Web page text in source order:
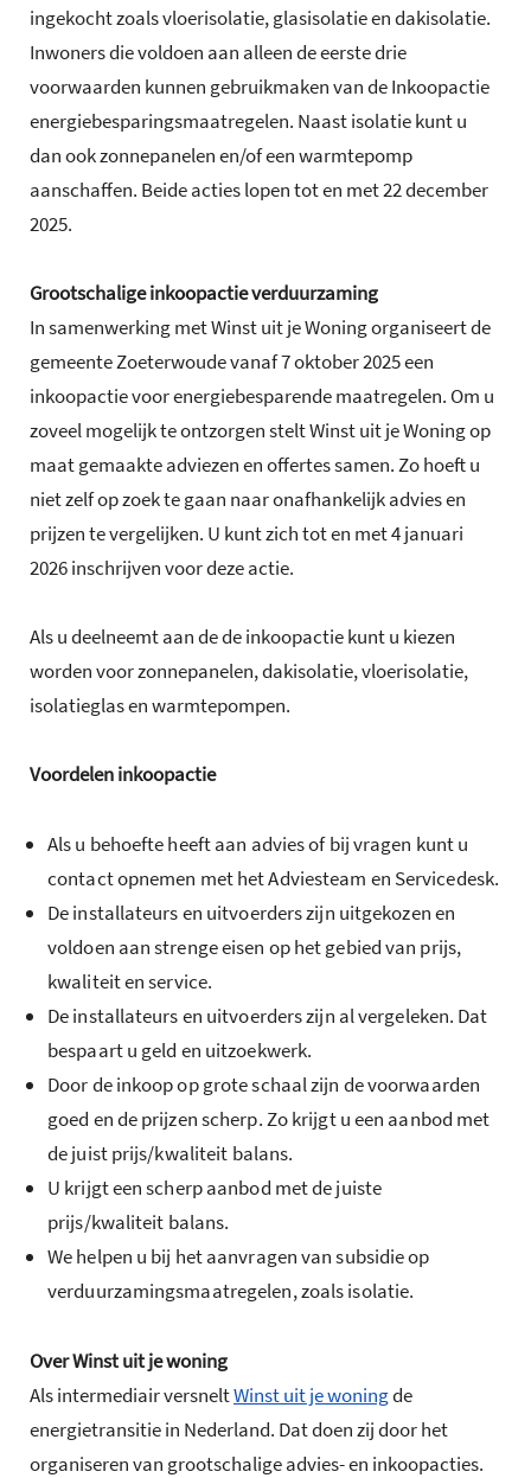
ingekocht zoals vloerisolatie, glasisolatie en dakisolatie.
Inwoners die voldoen aan alleen de eerste drie
voorwaarden kunnen gebruikmaken van de Inkoopactie
energiebesparingsmaatregelen. Naast isolatie kunt u
dan ook zonnepanelen en/of een warmtepomp
aanschaffen. Beide acties lopen tot en met 22 december
2025.
Grootschalige inkoopactie verduurzaming
In samenwerking met Winst uit je Woning organiseert de
gemeente Zoeterwoude vanaf 7 oktober 2025 een
inkoopactie voor energiebesparende maatregelen. Om u
zoveel mogelijk te ontzorgen stelt Winst uit je Woning op
maat gemaakte adviezen en offertes samen. Zo hoeft u
niet zelf op zoek te gaan naar onafhankelijk advies en
prijzen te vergelijken. U kunt zich tot en met 4 januari
2026 inschrijven voor deze actie.
Als u deelneemt aan de de inkoopactie kunt u kiezen
worden voor zonnepanelen, dakisolatie, vloerisolatie,
isolatieglas en warmtepompen.
Voordelen inkoopactie
Als u behoefte heeft aan advies of bij vragen kunt u
contact opnemen met het Adviesteam en Servicedesk.
De installateurs en uitvoerders zijn uitgekozen en
voldoen aan strenge eisen op het gebied van prijs,
kwaliteit en service.
De installateurs en uitvoerders zijn al vergeleken. Dat
bespaart u geld en uitzoekwerk.
Door de inkoop op grote schaal zijn de voorwaarden
goed en de prijzen scherp. Zo krijgt u een aanbod met
de juist prijs/kwaliteit balans.
U krijgt een scherp aanbod met de juiste
prijs/kwaliteit balans.
We helpen u bij het aanvragen van subsidie op
verduurzamingsmaatregelen, zoals isolatie.
Over Winst uit je woning
Als intermediair versneltWinst uit je woningde
energietransitie in Nederland. Dat doen zij door het
organiseren van grootschalige advies- en inkoopacties.